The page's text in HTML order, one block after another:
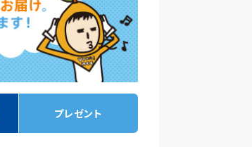
プレゼント